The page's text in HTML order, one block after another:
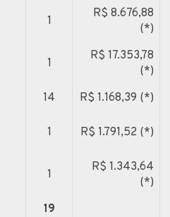
1
R$ 8.676,88
(*)
1
R$ 17.353,78
(*)
14
R$ 1.168,39 (*)
1 R$ 1.791,52 (*)
1
R$ 1.343,64
(*)
19